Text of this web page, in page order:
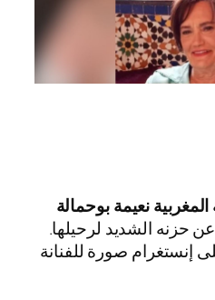
نعيمة بوحمالة
حزنه الشديد لرحيلها.
صورة للفنانة